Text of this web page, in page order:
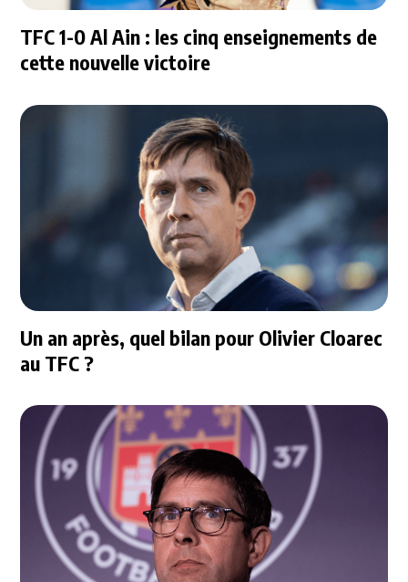
TFC 1-0 Al Ain : les cinq enseignements de
cette nouvelle victoire
Un an après, quel bilan pour Olivier Cloarec
au TFC ?